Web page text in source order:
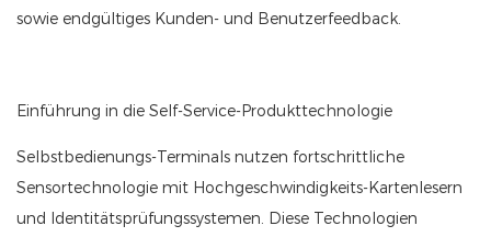
sowie endgültiges Kunden- und Benutzerfeedback.
Einführung in die Self-Service-Produkttechnologie
Selbstbedienungs-Terminals nutzen fortschrittliche
Sensortechnologie mit Hochgeschwindigkeits-Kartenlesern
und Identitätsprüfungssystemen. Diese Technologien